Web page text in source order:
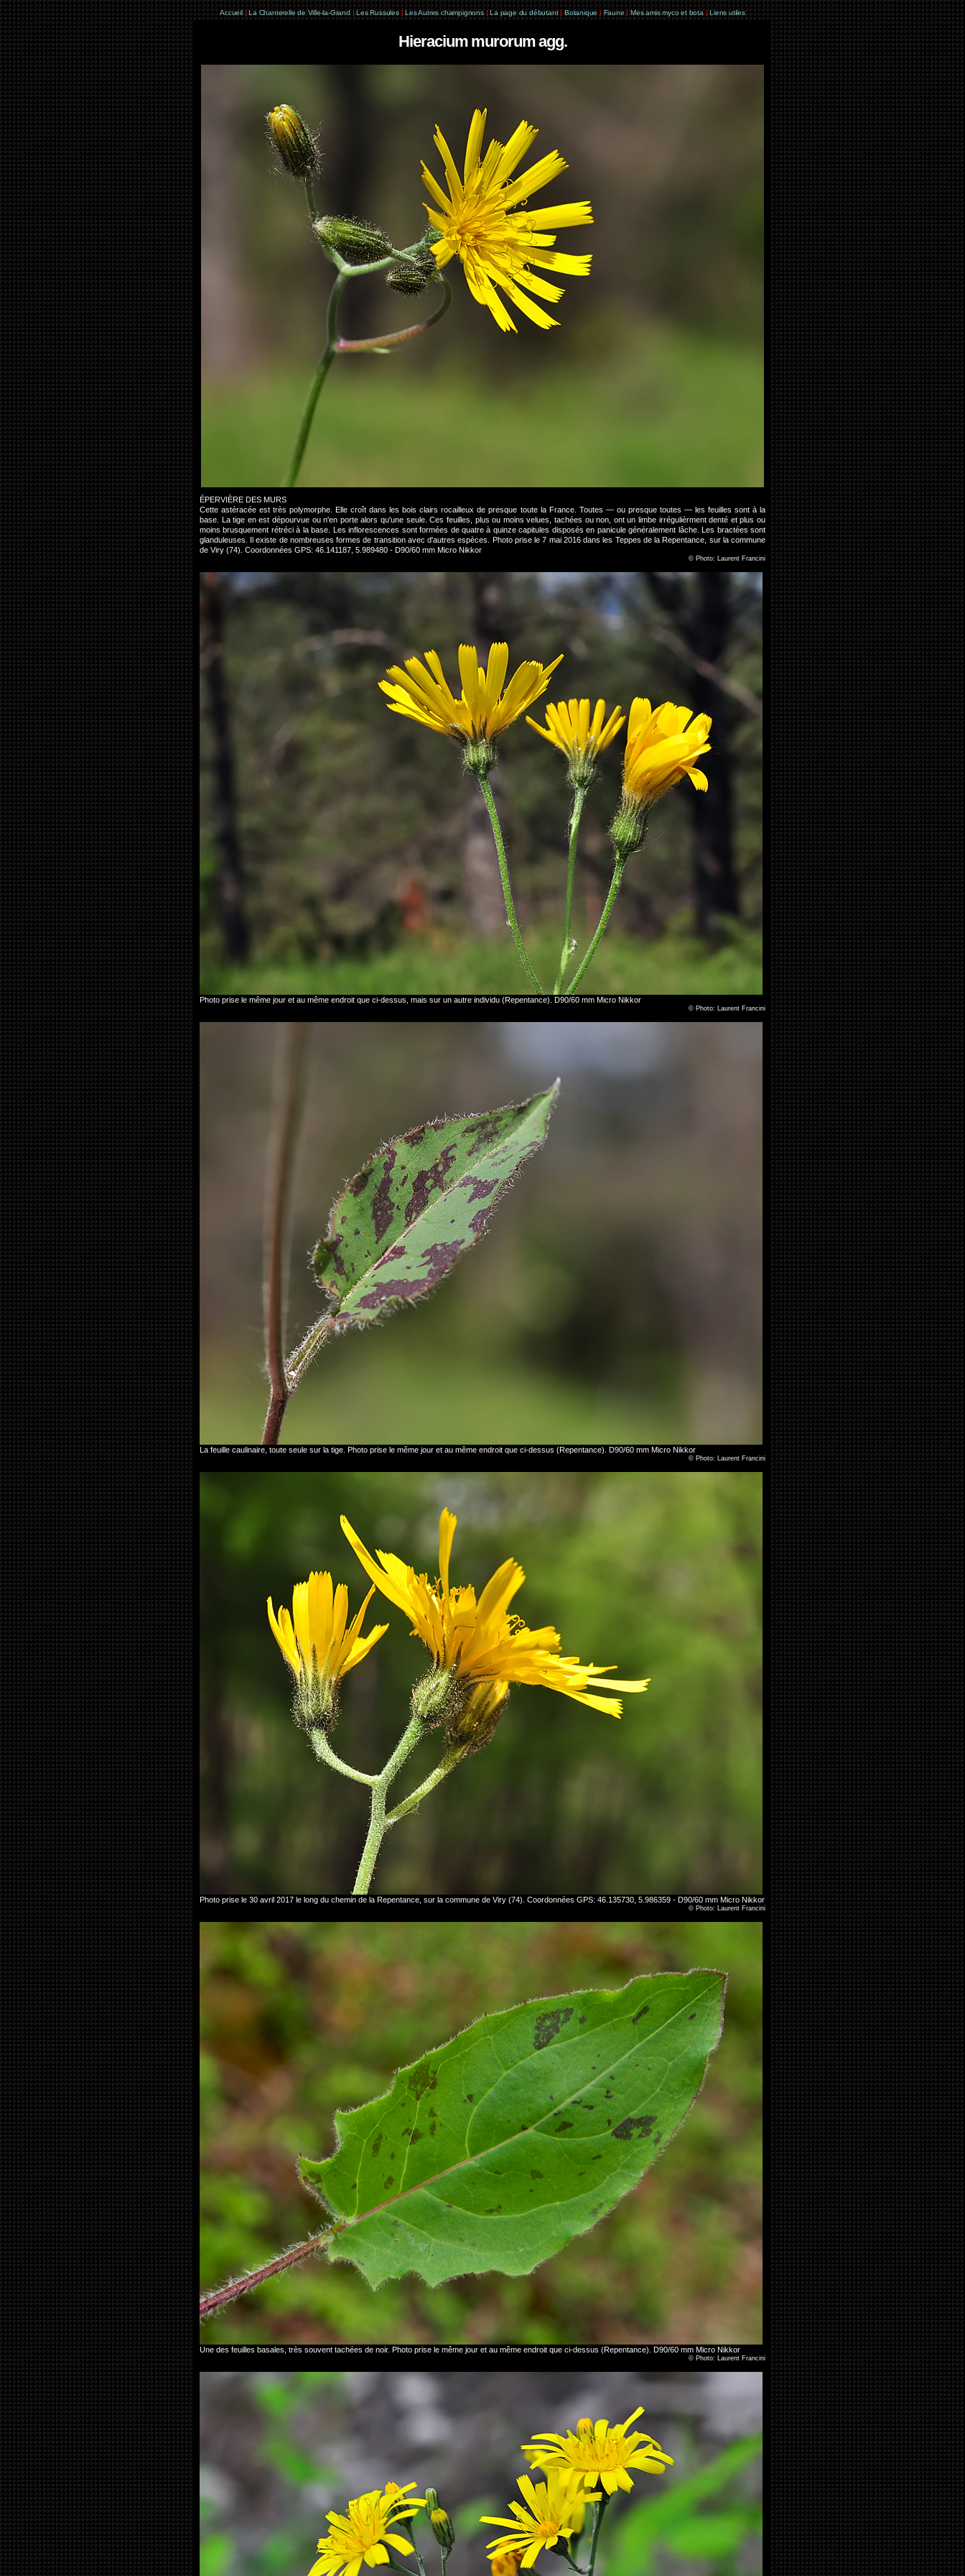
Accueil | La Chanterelle de Ville-la-Grand | Les Russules | Les Autres champignons | La page du débutant | Botanique | Faune | Mes amis myco et bota | Liens utiles
Hieracium murorum agg.
ÉPERVIÈRE DES MURS
Cette astéracée est très polymorphe. Elle croît dans les bois clairs rocailleux de presque toute la France. Toutes — ou presque toutes — les feuilles sont à la
base. La tige en est dépourvue ou n'en porte alors qu'une seule. Ces feuilles, plus ou moins velues, tachées ou non, ont un limbe irrégulièrment denté et plus ou
moins brusquement rétréci à la base. Les inflorescences sont formées de quatre à quinze capitules disposés en panicule généralement lâche. Les bractées sont
glanduleuses. Il existe de nombreuses formes de transition avec d'autres espèces. Photo prise le 7 mai 2016 dans les Teppes de la Repentance, sur la commune
de Viry (74). Coordonnées GPS: 46.141187, 5.989480 - D90/60 mm Micro Nikkor
© Photo: Laurent Francini
Photo prise le même jour et au même endroit que ci-dessus, mais sur un autre individu (Repentance). D90/60 mm Micro Nikkor
© Photo: Laurent Francini
La feuille caulinaire, toute seule sur la tige. Photo prise le même jour et au même endroit que ci-dessus (Repentance). D90/60 mm Micro Nikkor
© Photo: Laurent Francini
Photo prise le 30 avril 2017 le long du chemin de la Repentance, sur la commune de Viry (74). Coordonnées GPS: 46.135730, 5.986359 - D90/60 mm Micro Nikkor
© Photo: Laurent Francini
Une des feuilles basales, très souvent tachées de noir. Photo prise le même jour et au même endroit que ci-dessus (Repentance). D90/60 mm Micro Nikkor
© Photo: Laurent Francini